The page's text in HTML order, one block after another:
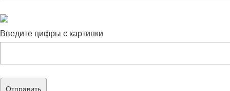
Введите цифры с картинки